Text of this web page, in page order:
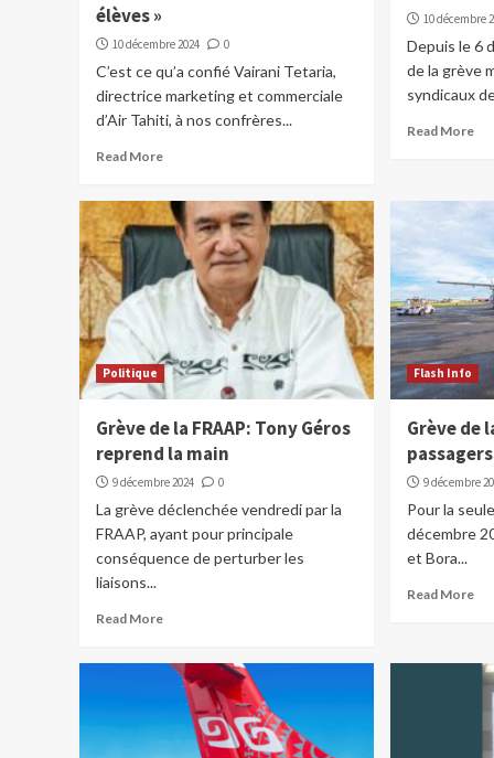
élèves »
10 décembre 2024 0
C’est ce qu’a confié Vairani Tetaria,
directrice marketing et commerciale
d’Air Tahiti, à nos confrères...
Read More
10 décembre
Depuis le 6
de la grève
syndicaux
Read More
Politique
Grève de la FRAAP: Tony Géros
reprend la main
9 décembre 2024 0
La grève déclenchée vendredi par la
FRAAP, ayant pour principale
conséquence de perturber les
liaisons...
Read More
Flash Info
Grève de
9 décembre
Pour la
décembre
et Bora...
Read More